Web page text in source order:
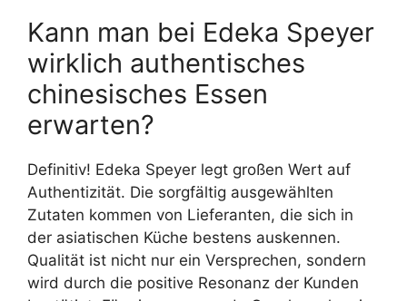
Kann man bei Edeka Speyer
wirklich authentisches
chinesisches Essen
erwarten?
Definitiv! Edeka Speyer legt großen Wert auf
Authentizität. Die sorgfältig ausgewählten
Zutaten kommen von Lieferanten, die sich in
der asiatischen Küche bestens auskennen.
Qualität ist nicht nur ein Versprechen, sondern
wird durch die positive Resonanz der Kunden